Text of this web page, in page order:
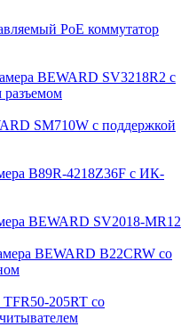
PoE коммутатор
BEWARD SV3218R2 с
SM710W с поддержкой
B89R-4218Z36F с ИК-
BEWARD SV2018-MR12
BEWARD B22CRW со
205RT со